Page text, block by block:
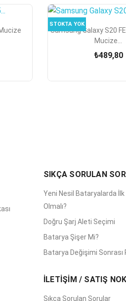
Hızlı
Samsung Galaxy S20
Mucize...
₺489,80
STOKTA YOK
SIKÇA SORULAN
Yeni Nesil Bataryalarda İlk
Olmalı?
Doğru Şarj Aleti Seçimi
Batarya Şişer Mi?
Batarya Değişimi Sonrası
İLETİŞİM / SATIŞ
Sıkça Sorulan Sorular